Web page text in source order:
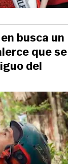
busca un
que se
del